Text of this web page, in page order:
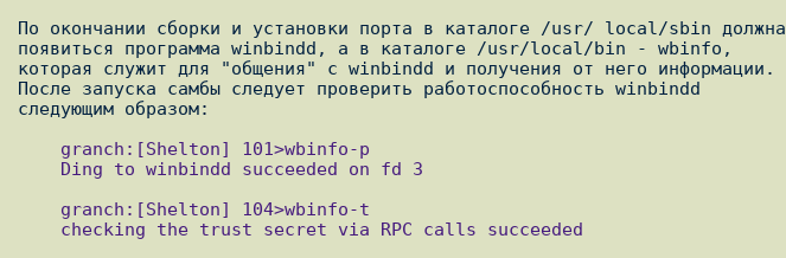
По окончании сборки и установки порта в каталоге /usr/ local/sbin должна
появиться программа winbindd, а в каталоге /usr/local/bin - wbinfo,
которая служит для "общения" с winbindd и получения от него информации.
После запуска самбы следует проверить работоспособность winbindd